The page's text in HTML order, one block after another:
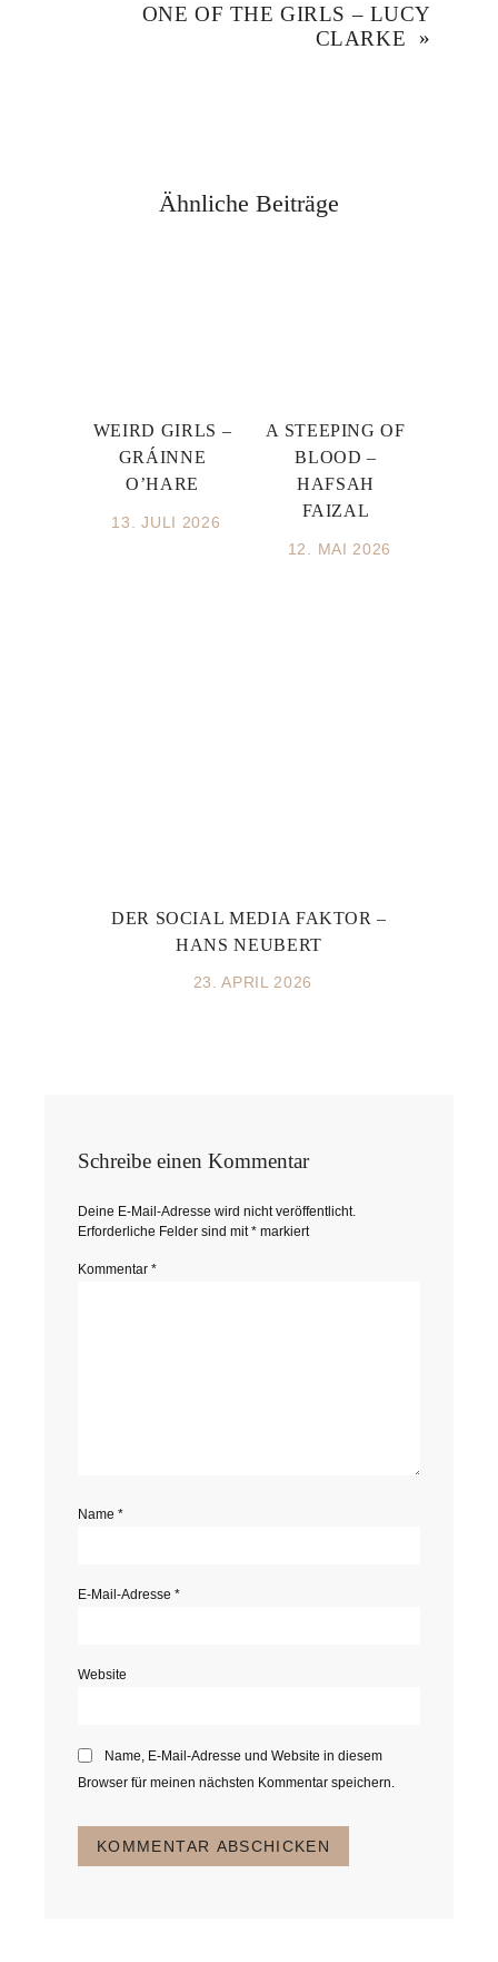
ONE OF THE GIRLS – LUCY
CLARKE
»
Ähnliche Beiträge
WEIRD GIRLS –
GRÁINNE
O’HARE
13. JULI 2026
A STEEPING OF
BLOOD –
HAFSAH
FAIZAL
12. MAI 2026
DER SOCIAL MEDIA FAKTOR –
HANS NEUBERT
23. APRIL 2026
Schreibe einen Kommentar
Deine E-Mail-Adresse wird nicht veröffentlicht.
Erforderliche Felder sind mit* markiert
Kommentar *
Name *
E-Mail-Adresse *
Website
Name, E-Mail-Adresse und Website in diesem
Browser für meinen nächsten Kommentar speichern.